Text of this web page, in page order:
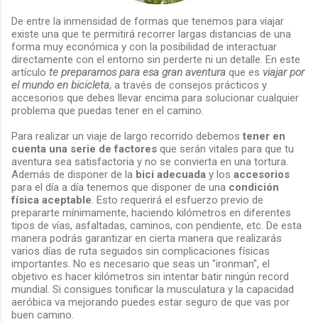
De entre la inmensidad de formas que tenemos para viajar
existe una que te permitirá recorrer largas distancias de una
forma muy económica y con la posibilidad de interactuar
directamente con el entorno sin perderte ni un detalle. En este
artículo te preparamos para esa gran aventura que es viajar por
el mundo en bicicleta, a través de consejos prácticos y
accesorios que debes llevar encima para solucionar cualquier
problema que puedas tener en el camino.
Para realizar un viaje de largo recorrido debemos tener en
cuenta una serie de factores que serán vitales para que tu
aventura sea satisfactoria y no se convierta en una tortura.
Además de disponer de la bici adecuada y los accesorios
para el día a día tenemos que disponer de una condición
física aceptable . Esto requerirá el esfuerzo previo de
prepararte mínimamente, haciendo kilómetros en diferentes
tipos de vías, asfaltadas, caminos, con pendiente, etc. De esta
manera podrás garantizar en cierta manera que realizarás
varios días de ruta seguidos sin complicaciones físicas
importantes. No es necesario que seas un "ironman", el
objetivo es hacer kilómetros sin intentar batir ningún record
mundial. Si consigues tonificar la musculatura y la capacidad
aeróbica va mejorando puedes estar seguro de que vas por
buen camino.